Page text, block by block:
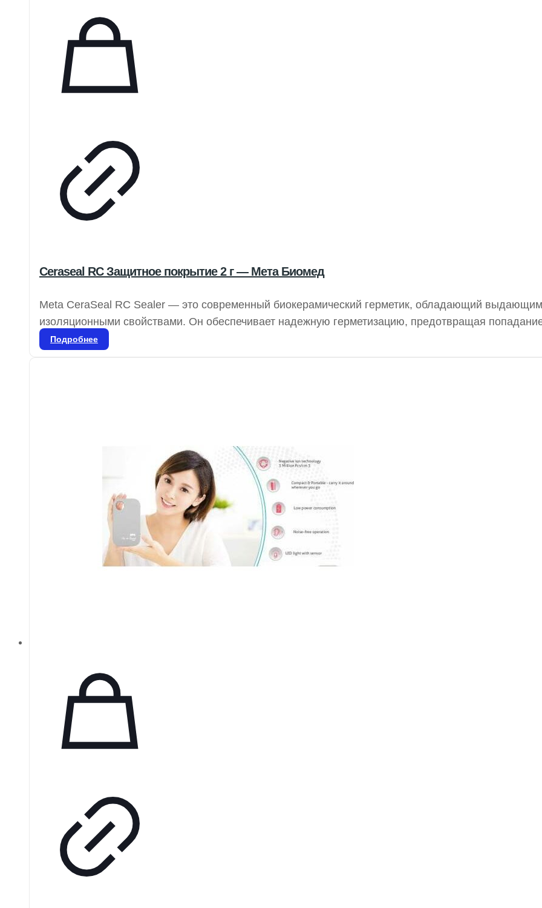
Ceraseal RC Защитное покрытие 2 г — Мета Биомед
Meta CeraSeal RC Sealer — это современный биокерамический герметик, обладающий
изоляционными свойствами. Он обеспечивает надежную герметизацию, предотвращая
бактерий в дентинные канальцы благодаря кристаллизации гидроксида кальция. CeraSeal
Подробнее